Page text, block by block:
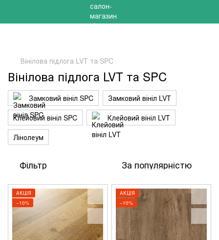
Вінілова підлога LVT та SPC
Вінілова підлога LVT та SPC
Замковий вініл SPC
Замковий вініл LVT
Клейовий вініл SPC
Клейовий вініл LVT
Лінолеум
Фільтр За популярністю
АКЦІЯ
−10%
АКЦІЯ
−10%